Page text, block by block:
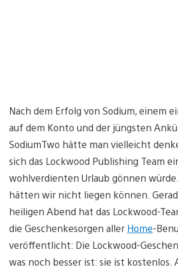
Nach dem Erfolg von Sodium, einem
auf dem Konto und der jüngsten
SodiumTwo hätte man vielleicht
sich das Lockwood Publishing Team
wohlverdienten Urlaub gönnen
hätten wir nicht liegen können.
heiligen Abend hat das Lockwood-
die Geschenkesorgen aller Home-
veröffentlicht: Die Lockwood-
was noch besser ist: sie ist kostenlos.